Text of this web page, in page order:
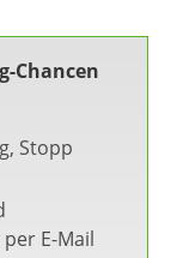
Chancen
Stopp
E-Mail